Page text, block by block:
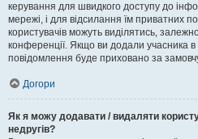
керування для швидкого доступу до
мережі, і для відсилання їм приватних
користувачів можуть виділятись,
конференції. Якщо ви додали учасника в
повідомлення буде приховано за
Догори
Як я можу додавати / видаляти
недругів?